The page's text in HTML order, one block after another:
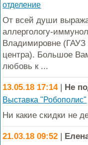
отделение
От всей души
аллергологу-
Владимировне
центра). Большое
любовь к ...
13.05.18 17:14| Не
Выставка "Робополис"
Ни какие скидки не
21.03.18 09:52 |